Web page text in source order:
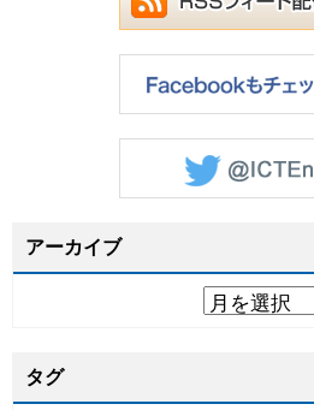
アーカイブ
タグ